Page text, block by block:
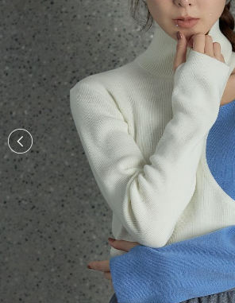
(570)
ームウェア (535)
(121)
(2005)
P R S T U
W X Y Z
その
他
ACYM
アシーム
adidas
アディダス
adidas by Stella McCartney
アディダス バイ ステラマッカートニー
ALLISON BROWN
アリソンブラウン